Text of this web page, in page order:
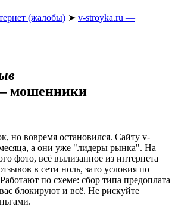
(жалобы) ➤ v-stroyka.ru —
мошенники
но вовремя остановился. Сайту v-
а они уже "лидеры рынка". На
фото, всё вылизанное из интернета
в сети ноль, зато условия по
по схеме: сбор типа предоплата
блокируют и всё. Не рискуйте